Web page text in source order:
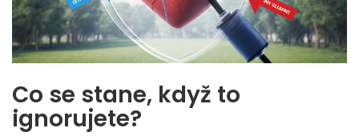
Co se stane, když to
ignorujete?